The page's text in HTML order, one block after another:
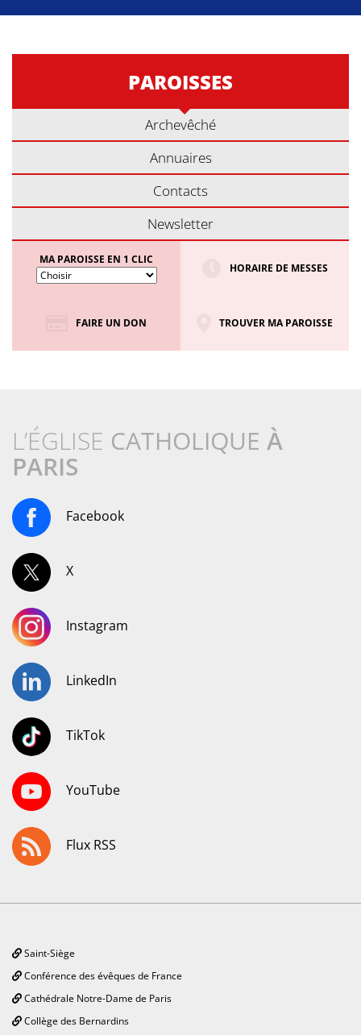
PAROISSES
Archevêché
Annuaires
Contacts
Newsletter
MA PAROISSE EN 1 CLIC
HORAIRE DE MESSES
FAIRE UN DON TROUVER MA PAROISSE
L’ÉGLISE CATHOLIQUE À
PARIS
Facebook
X
Instagram
LinkedIn
TikTok
YouTube
Flux RSS
Saint-Siège
Conférence des évêques de France
Cathédrale Notre-Dame de Paris
Collège des Bernardins